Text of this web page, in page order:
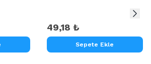
49,18 ₺
Sepete Ekle